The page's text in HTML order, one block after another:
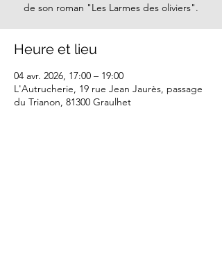
de son roman "Les Larmes des oliviers".
Heure et lieu
04 avr. 2026, 17:00 – 19:00
L'Autrucherie, 19 rue Jean Jaurès, passage
du Trianon, 81300 Graulhet